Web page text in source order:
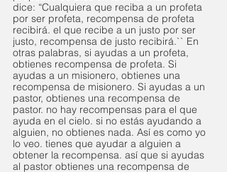
dice: “Cualquiera que reciba a un profeta
por ser profeta, recompensa de profeta
recibirá. el que recibe a un justo por ser
justo, recompensa de justo recibirá.`` En
otras palabras, si ayudas a un profeta,
obtienes recompensa de profeta. Si
ayudas a un misionero, obtienes una
recompensa de misionero. Si ayudas a un
pastor, obtienes una recompensa de
pastor. no hay recompensas para el que
ayuda en el cielo. si no estás ayudando a
alguien, no obtienes nada. Así es como yo
lo veo. tienes que ayudar a alguien a
obtener la recompensa. así que si ayudas
al pastor obtienes una recompensa de